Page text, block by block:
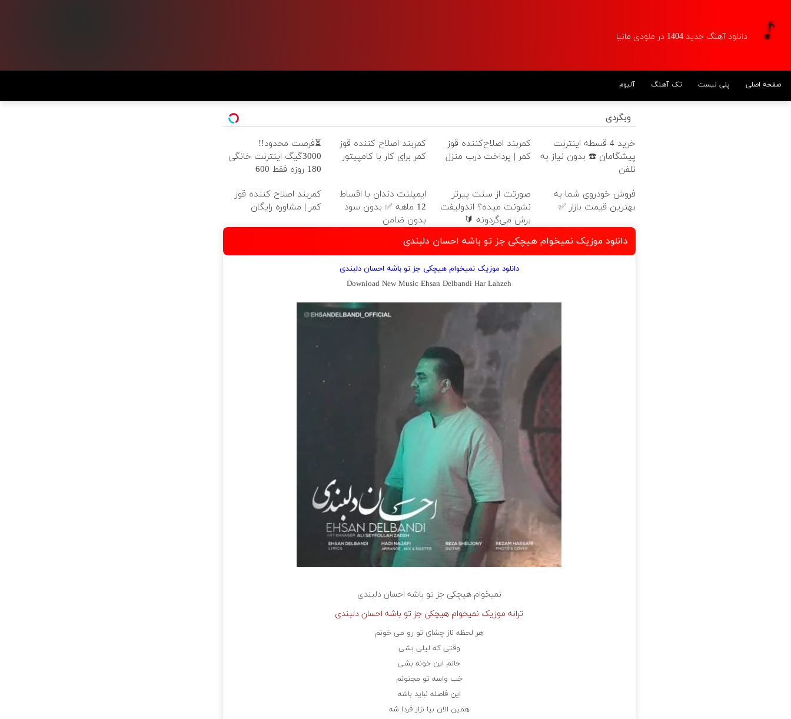
دانلود آهنگ جدید 1404 در ملودی مانیا
صفحه اصلی پلی لیست تک آهنگ آلبوم
وبگردی
خرید 4 قسطه اینترنت
پیشگامان ☎️ بدون نیاز به
تلفن
کمربند اصلاح‌کننده قوز
کمر | پرداخت درب منزل
کمربند اصلاح کننده قوز
کمر برای کار با کامپیتور
⏳فرصت محدود!!
3000گیگ اینترنت خانگی
180 روزه فقط 600
فروش خودروی شما به
بهترین قیمت بازار ✅
صورتت از سنت پیرتر
نشونت میده؟ اندولیفت
برش می‌گردونه 🔰
ایمپلنت دندان با اقساط
12 ماهه ✅ بدون سود
بدون ضامن
کمربند اصلاح کننده قوز
کمر | مشاوره رایگان
دانلود موزیک نمیخوام هیچکی جز تو باشه احسان دلبندی
دانلود موزیک نمیخوام هیچکی جز تو باشه احسان دلبندی
Download New Music Ehsan Delbandi Har Lahzeh
نمیخوام هیچکی جز تو باشه احسان دلبندی
ترانه موزیک نمیخوام هیچکی جز تو باشه احسان دلبندی
هر لحظه ناز چشای تو رو می خونم
وقتی که لیلی بشی
خانم این خونه بشی
خب واسه تو مجنونم
این فاصله نباید باشه
همین الان بیا نزار فردا شه